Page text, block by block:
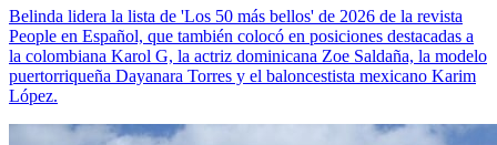
Belinda lidera la lista de 'Los 50 más bellos' de 2026 de la revista
People en Español, que también colocó en posiciones destacadas a
la colombiana Karol G, la actriz dominicana Zoe Saldaña, la modelo
puertorriqueña Dayanara Torres y el baloncestista mexicano Karim
López.